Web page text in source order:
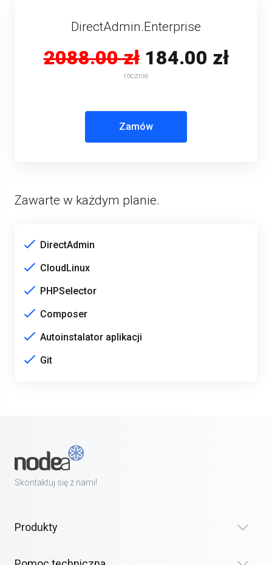
DirectAdmin.Enterprise
2088.00 zł184.00 zł
rocznie
Zamów
Zawarte w każdym planie.
DirectAdmin
CloudLinux
PHPSelector
Composer
Autoinstalator aplikacji
Git
Skontaktuj się z nami!
Produkty